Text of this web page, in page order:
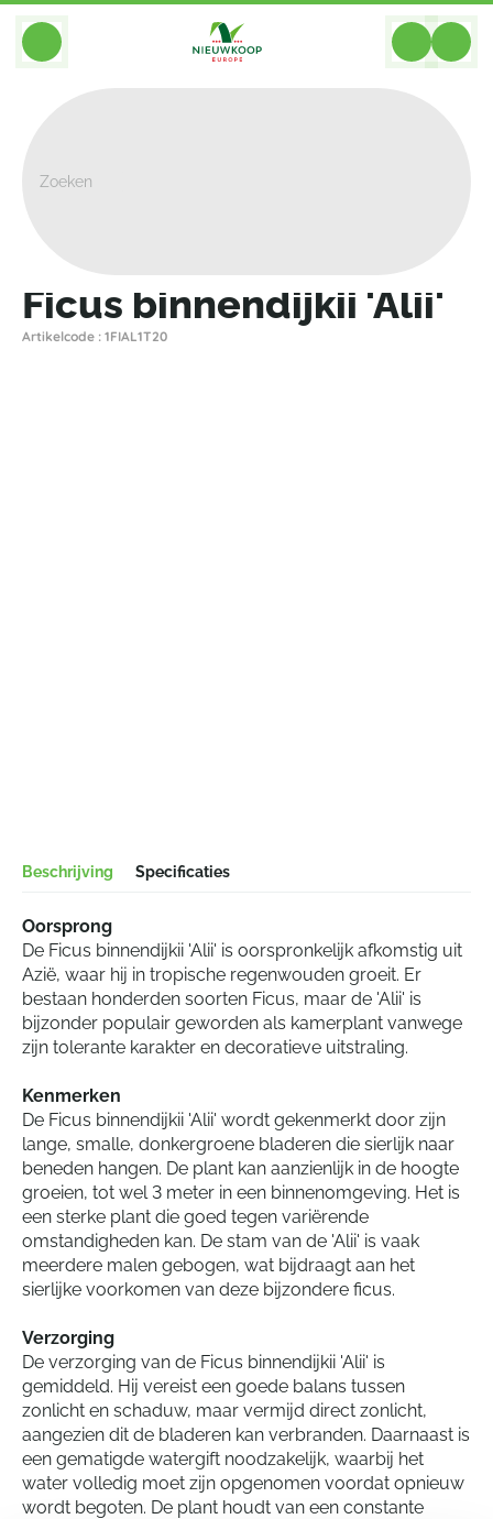
BACK
Ficus binnendijkii 'Alii'
Artikelcode : 1FIAL1T20
Beschrijving Specificaties
Oorsprong
De Ficus binnendijkii 'Alii' is oorspronkelijk afkomstig uit
Azië, waar hij in tropische regenwouden groeit. Er
bestaan honderden soorten Ficus, maar de 'Alii' is
bijzonder populair geworden als kamerplant vanwege
zijn tolerante karakter en decoratieve uitstraling.
Kenmerken
De Ficus binnendijkii 'Alii' wordt gekenmerkt door zijn
lange, smalle, donkergroene bladeren die sierlijk naar
beneden hangen. De plant kan aanzienlijk in de hoogte
groeien, tot wel 3 meter in een binnenomgeving. Het is
een sterke plant die goed tegen variërende
omstandigheden kan. De stam van de 'Alii' is vaak
meerdere malen gebogen, wat bijdraagt aan het
sierlijke voorkomen van deze bijzondere ficus.
Verzorging
De verzorging van de Ficus binnendijkii 'Alii' is
gemiddeld. Hij vereist een goede balans tussen
zonlicht en schaduw, maar vermijd direct zonlicht,
aangezien dit de bladeren kan verbranden. Daarnaast is
een gematigde watergift noodzakelijk, waarbij het
water volledig moet zijn opgenomen voordat opnieuw
wordt begoten. De plant houdt van een constante